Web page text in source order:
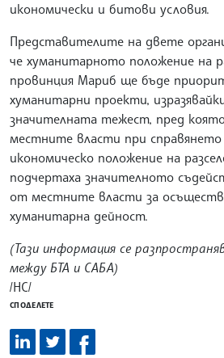
икономически и битови условия.
Представителите на двете
че хуманитарното положение на
провинция Мариб ще бъде
хуманитарни проекти,
значителната тежест, пред
местните власти при
икономическо положение на
подчертаха значителното
от местните власти за
хуманитарна дейност.
(Тази информация се
между БТА и САБА)
/НС/
СПОДЕЛЕТЕ